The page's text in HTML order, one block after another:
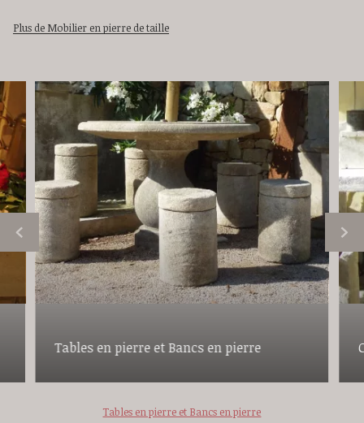
Plus de Mobilier en pierre de taille
Tables en pierre et Bancs en pierre
Tables en pierre et Bancs en pierre